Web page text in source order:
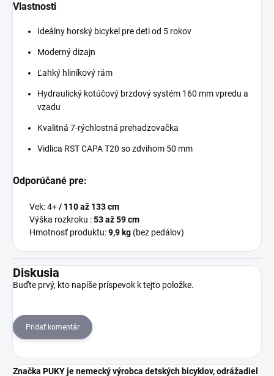
Vlastnosti
Ideálny horský bicykel pre deti od 5 rokov
Moderný dizajn
Ľahký hliníkový rám
Hydraulický kotúčový brzdový systém 160 mm vpredu a
vzadu
Kvalitná 7-rýchlostná prehadzovačka
Vidlica RST CAPA T20 so zdvihom 50 mm
Odporúčané pre:
Vek: 4+/ 110 až 133 cm
Výška rozkroku :53 až 59 cm
Hmotnosť produktu:9,9 kg (bez pedálov)
Diskusia
Buďte prvý, kto napíše príspevok k tejto položke.
Pridať komentár
Značka PUKY je nemecký výrobca detských bicyklov, odrážadiel